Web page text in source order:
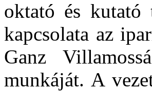
oktató és kutató
kapcsolata az
Ganz
munkáját. A